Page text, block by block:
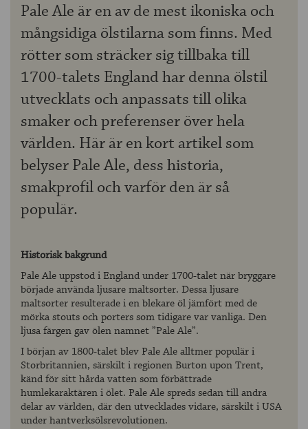
Pale Ale är en av de mest ikoniska och
mångsidiga ölstilarna som finns. Med
rötter som sträcker sig tillbaka till
1700-talets England har denna ölstil
utvecklats och anpassats till olika
smaker och preferenser över hela
världen. Här är en kort artikel som
belyser Pale Ale, dess historia,
smakprofil och varför den är så
populär.
Historisk bakgrund
Pale Ale uppstod i England under 1700-talet när bryggare
började använda ljusare maltsorter. Dessa ljusare
maltsorter resulterade i en blekare öl jämfört med de
mörka stouts och porters som tidigare var vanliga. Den
ljusa färgen gav ölen namnet ”Pale Ale”.
I början av 1800-talet blev Pale Ale alltmer populär i
Storbritannien, särskilt i regionen Burton upon Trent,
känd för sitt hårda vatten som förbättrade
humlekaraktären i ölet. Pale Ale spreds sedan till andra
delar av världen, där den utvecklades vidare, särskilt i USA
under hantverksölsrevolutionen.